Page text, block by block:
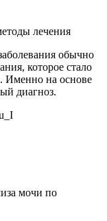
лечения
обычно
которое стало
Именно на основе
диагноз.
мочи по